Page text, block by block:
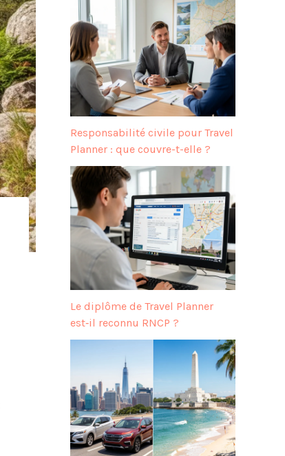
Responsabilité civile pour Travel
Planner : que couvre-t-elle ?
Le diplôme de Travel Planner
est‑il reconnu RNCP ?